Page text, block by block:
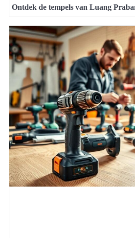
Ontdek de tempels van Luang